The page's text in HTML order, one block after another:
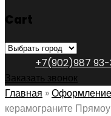
Cart
+7(902)987
Заказать звонок
Главная »Оформление
керамограните